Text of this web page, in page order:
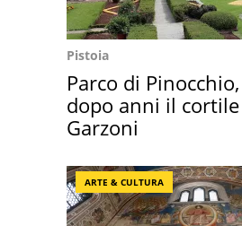
Pistoia
Parco di
dopo anni il
Garzoni
ARTE & CULTURA